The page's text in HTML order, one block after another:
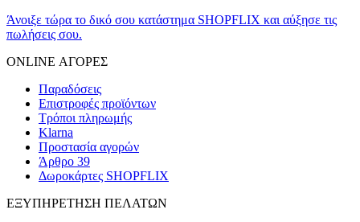
Άνοιξε τώρα το δικό σου κατάστημα SHOPFLIX και αύξησε τις
πωλήσεις σου.
ONLINE ΑΓΟΡΕΣ
Παραδόσεις
Επιστροφές προϊόντων
Τρόποι πληρωμής
Klarna
Προστασία αγορών
Άρθρο 39
Δωροκάρτες SHOPFLIX
ΕΞΥΠΗΡΕΤΗΣΗ ΠΕΛΑΤΩΝ